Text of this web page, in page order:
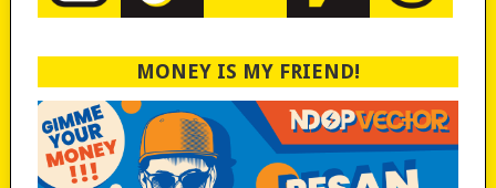
MONEY IS MY FRIEND!